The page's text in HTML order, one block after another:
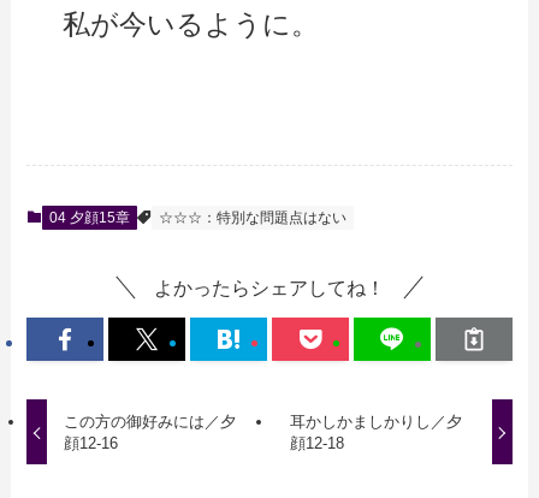
私が今いるように。
04 夕顔15章 ☆☆☆：特別な問題点はない
よかったらシェアしてね！
この方の御好みには／夕
顔12-16
耳かしかましかりし／夕
顔12-18